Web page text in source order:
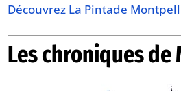
Découvrez La Pintade
Les chroniques